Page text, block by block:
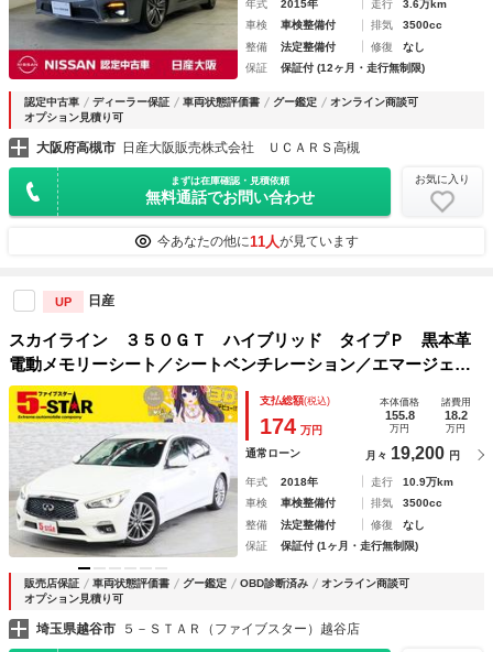
年式 2015年 走行
3.6万km
車検
車検整備付 排気
3500cc
整備
法定整備付 修復
なし
保証
保証付 (12ヶ月・走行無制限)
認定中古車 ディーラー保証 車両状態評価書 グー鑑定
オンライン商談可
オプション見積り可
大阪府高槻市 日産大阪販売株式会社 ＵＣＡＲＳ高槻
まずは在庫確認・見積依頼
無料通話でお問い合わせ
お気に入り
今あなたの他に11人が見ています
UP 日産
スカイライン ３５０ＧＴ ハイブリッド タイプＰ 黒本革
電動メモリーシート／シートベンチレーション／エマージェン
シーブレーキ／インテリジェントクルコン／フロント＆バック
ソナー／レーンアシスト／ＢＳＩ／ＢＵＩ／アラウンドビュー
モニター／純正ナビ
支払総額(税込)
174 万円
本体価格
155.8
万円
諸費用
18.2
万円
通常ローン 月々 19,200 円
年式 2018年 走行
10.9万km
車検
車検整備付 排気
3500cc
整備
法定整備付 修復
なし
保証
保証付 (1ヶ月・走行無制限)
販売店保証 車両状態評価書 グー鑑定 OBD診断済み
オンライン商談可
オプション見積り可
埼玉県越谷市 ５－ＳＴＡＲ（ファイブスター）越谷店